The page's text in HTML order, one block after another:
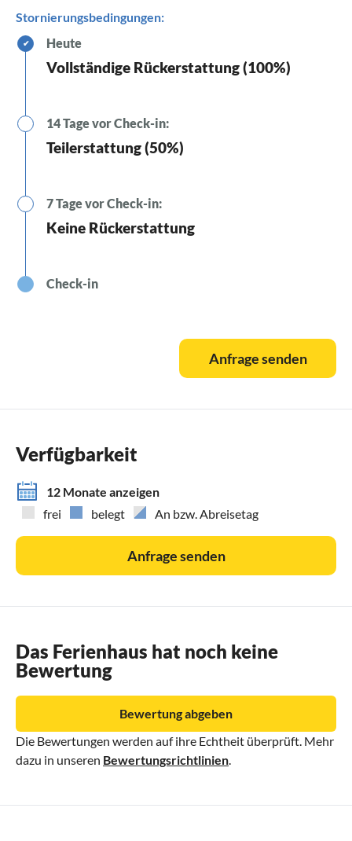
Stornierungsbedingungen:
✔ Heute
Vollständige Rückerstattung (100%)
14 Tage vor Check-in:
Teilerstattung (50%)
7 Tage vor Check-in:
Keine Rückerstattung
Check-in
Anfrage senden
Verfügbarkeit
12 Monate anzeigen
frei
belegt An bzw. Abreisetag
Anfrage senden
Das Ferienhaus hat noch keine
Bewertung
Die Bewertungen werden auf ihre Echtheit überprüft. Mehr
dazu in unseren Bewertungsrichtlinien
Bewertung abgeben